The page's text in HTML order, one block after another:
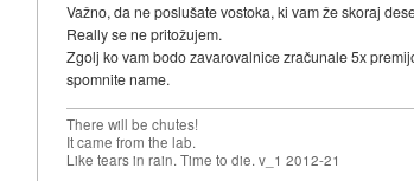
Važno, da ne poslušate vostoka, ki vam že skoraj
Really se ne pritožujem.
Zgolj ko vam bodo zavarovalnice zračunale 5x
spomnite name.
There will be chutes!
It came from the lab.
Like tears in rain. Time to die. v_1 2012-21